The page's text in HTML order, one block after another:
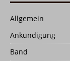
Allgemein
Ankündigung
Band